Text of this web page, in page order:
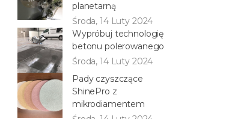
planetarną
Środa, 14 Luty 2024
Wypróbuj technologię
betonu polerowanego
Środa, 14 Luty 2024
Pady czyszczące
ShinePro z
mikrodiamentem